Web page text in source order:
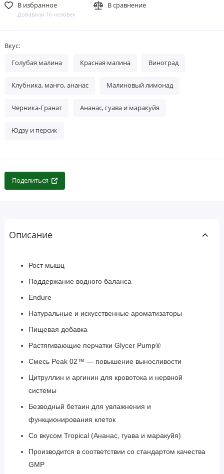
В избранное
Добавили 16 человек
В сравнение
Вкус:
Голубая малина Красная малина Виноград
Клубника, манго, ананас Малиновый лимонад
Черника-Гранат Ананас, гуава и маракуйя
Юдзу и персик
Поделиться
Описание
Рост мышц
Поддержание водного баланса
Endure
Натуральные и искусственные ароматизаторы
Пищевая добавка
Растягивающие перчатки Glycer Pump®
Смесь Peak 02™ — повышение выносливости
Цитруллин и аргинин для кровотока и нервной
системы
Безводный бетаин для увлажнения и
функционирования клеток
Со вкусом Tropical (Ананас, гуава и маракуйя)
Производится в соответствии со стандартом качества
GMP